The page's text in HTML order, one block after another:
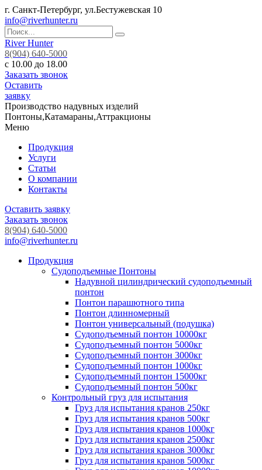
г. Санкт-Петербург, ул.Бестужевская 10
info@riverhunter.ru
River Hunter
8(904) 640-5000
с 10.00 до 18.00
Заказать звонок
Оставить
заявку
Производство надувных изделий
Понтоны,Катамараны,Аттракционы
Меню
Продукция
Услуги
Статьи
О компании
Контакты
Оставить заявку
Заказать звонок
8(904) 640-5000
info@riverhunter.ru
Продукция
Судоподъемные Понтоны
Надувной цилиндрический судоподъемный
понтон
Понтон парашютного типа
Понтон длинномерный
Понтон универсальный (подушка)
Судоподъемный понтон 10000кг
Судоподъемный понтон 5000кг
Судоподъемный понтон 3000кг
Судоподъемный понтон 1000кг
Судоподъемный понтон 15000кг
Судоподъемный понтон 500кг
Контрольный груз для испытания
Груз для испытания кранов 250кг
Груз для испытания кранов 500кг
Груз для испытания кранов 1000кг
Груз для испытания кранов 2500кг
Груз для испытания кранов 3000кг
Груз для испытания кранов 5000кг